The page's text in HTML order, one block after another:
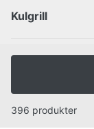
Kulgrill
396 produkter